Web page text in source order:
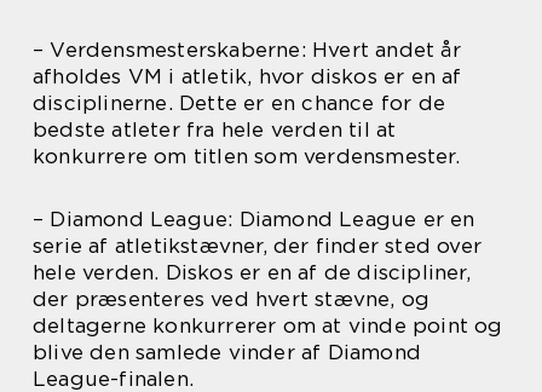
– Verdensmesterskaberne: Hvert andet år
afholdes VM i atletik, hvor diskos er en af
disciplinerne. Dette er en chance for de
bedste atleter fra hele verden til at
konkurrere om titlen som verdensmester.
– Diamond League: Diamond League er en
serie af atletikstævner, der finder sted over
hele verden. Diskos er en af de discipliner,
der præsenteres ved hvert stævne, og
deltagerne konkurrerer om at vinde point og
blive den samlede vinder af Diamond
League-finalen.